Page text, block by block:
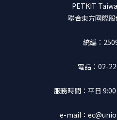
PETKIT
聯合東方國際
統編：
電話：02-
服務時間：平日
e-mail：